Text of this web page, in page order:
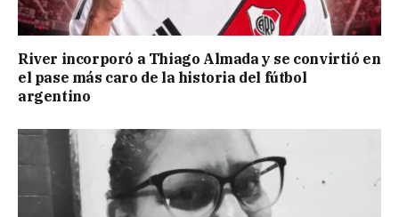
River incorporó a Thiago Almada y se convirtió en
el pase más caro de la historia del fútbol
argentino